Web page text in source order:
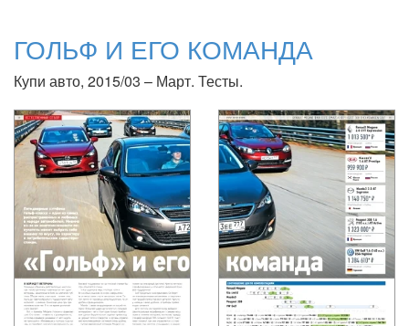
ГОЛЬФ И ЕГО КОМАНДА
Купи авто, 2015/03 – Март. Тесты.